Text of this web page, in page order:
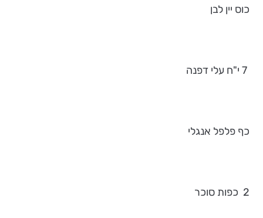
כוס יין לבן
כף פלפל אנגלי
2 כפות סוכר